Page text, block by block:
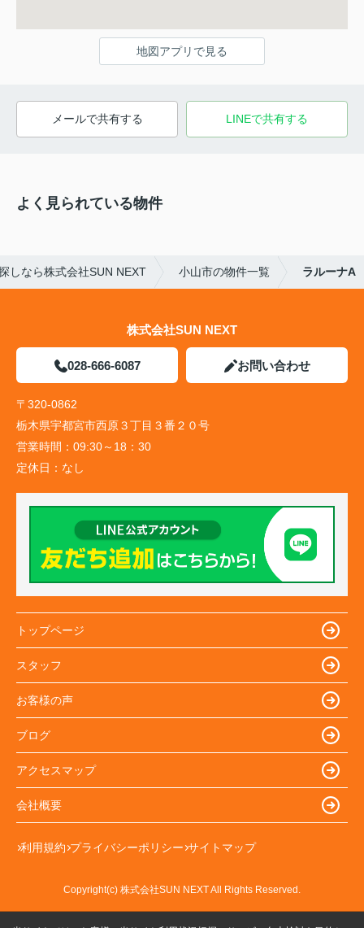
地図アプリで見る
メールで共有する LINEで共有する
よく見られている物件
しなら株式会社SUN NEXT 小山市の物件一覧 ラルーナA
株式会社SUN NEXT
028-666-6087 お問い合わせ
〒320-0862
栃木県宇都宮市西原３丁目３番２０号
営業時間： 09:30～18：30
定休日： なし
トップページ
スタッフ
お客様の声
ブログ
アクセスマップ
会社概要
利用規約 プライバシーポリシー サイトマップ
Copyright(c) 株式会社SUN NEXT All Rights Reserved.